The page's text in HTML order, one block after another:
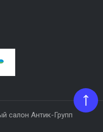
салон Антик-Групп